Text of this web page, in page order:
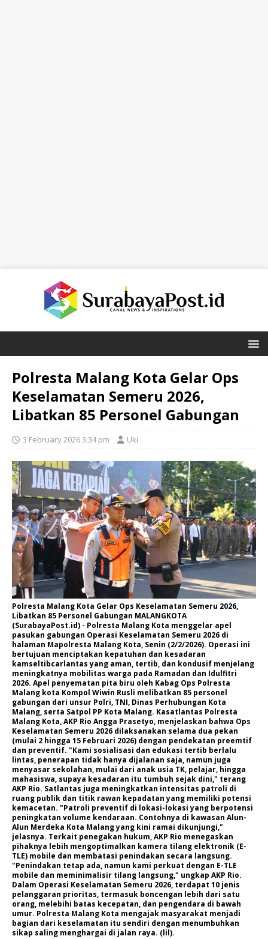
Polresta Malang Kota Gelar Ops
Keselamatan Semeru 2026,
Libatkan 85 Personel Gabungan
3 February 2026 3:34 pm Uki
Polresta Malang Kota Gelar Ops Keselamatan Semeru 2026,
Libatkan 85 Personel Gabungan MALANGKOTA
(SurabayaPost.id) - Polresta Malang Kota menggelar apel
pasukan gabungan Operasi Keselamatan Semeru 2026 di
halaman Mapolresta Malang Kota, Senin (2/2/2026). Operasi ini
bertujuan menciptakan kepatuhan dan kesadaran
kamseltibcarlantas yang aman, tertib, dan kondusif menjelang
meningkatnya mobilitas warga pada Ramadan dan Idulfitri
2026. Apel penyematan pita biru oleh Kabag Ops Polresta
Malang kota Kompol Wiwin Rusli melibatkan 85 personel
gabungan dari unsur Polri, TNI, Dinas Perhubungan Kota
Malang, serta Satpol PP Kota Malang. Kasatlantas Polresta
Malang Kota, AKP Rio Angga Prasetyo, menjelaskan bahwa Ops
Keselamatan Semeru 2026 dilaksanakan selama dua pekan
(mulai 2 hingga 15 Februari 2026) dengan pendekatan preemtif
dan preventif. "Kami sosialisasi dan edukasi tertib berlalu
lintas, penerapan tidak hanya dijalanan saja, namun juga
menyasar sekolahan, mulai dari anak usia TK, pelajar, hingga
mahasiswa, supaya kesadaran itu tumbuh sejak dini," terang
AKP Rio. Satlantas juga meningkatkan intensitas patroli di
ruang publik dan titik rawan kepadatan yang memiliki potensi
kemacetan. "Patroli preventif di lokasi-lokasi yang berpotensi
peningkatan volume kendaraan. Contohnya di kawasan Alun-
Alun Merdeka Kota Malang yang kini ramai dikunjungi,"
jelasnya. Terkait penegakan hukum, AKP Rio menegaskan
pihaknya lebih mengoptimalkan kamera tilang elektronik (E-
TLE) mobile dan membatasi penindakan secara langsung.
"Penindakan tetap ada, namun kami perkuat dengan E-TLE
mobile dan meminimalisir tilang langsung," ungkap AKP Rio.
Dalam Operasi Keselamatan Semeru 2026, terdapat 10 jenis
pelanggaran prioritas, termasuk boncengan lebih dari satu
orang, melebihi batas kecepatan, dan pengendara di bawah
umur. Polresta Malang Kota mengajak masyarakat menjadi
bagian dari keselamatan itu sendiri dengan menumbuhkan
sikap saling menghargai di jalan raya. (lil).